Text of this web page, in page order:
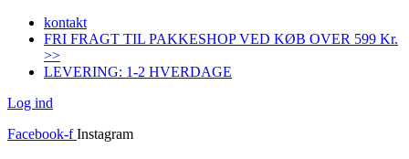
Videre
indhold
kontakt
FRI FRAGT TIL PAKKESHOP VED KØB OVER 599 Kr.
>>
LEVERING: 1-2 HVERDAGE
Log ind
Facebook-f Instagram